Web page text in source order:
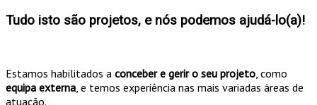
Tudo isto são projetos, e nós podemos ajudá-lo(a)!
Estamos habilitados a conceber e gerir o seu projeto, como
equipa externa, e temos experiência nas mais variadas áreas de
atuação.